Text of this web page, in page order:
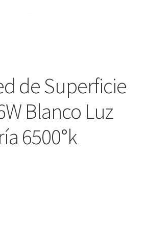
de Superficie
Blanco Luz
6500°k